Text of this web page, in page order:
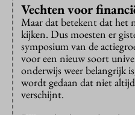
Vechten voor
Maar dat betekent dat
kijken. Dus moesten er
symposium van de
voor een nieuw soort
onderwijs weer belangrijk
wordt gedaan dat niet
verschijnt.